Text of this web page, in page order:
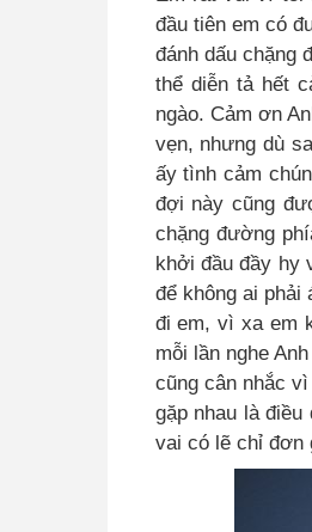
đầu tiên em có
đánh dấu chặng
thể diễn tả hết
ngào. Cảm ơn
vẹn, nhưng dù
ấy tình cảm
đợi này cũng
chặng đường
khởi đầu đầy hy
để không ai phải
đi em, vì xa em
mỗi lần nghe
cũng cân nhắc
gặp nhau là
vai có lẽ chỉ đơn